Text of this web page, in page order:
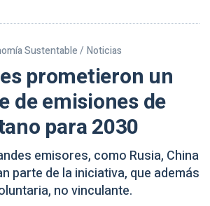
Sustentable / Noticias
prometieron un
de emisiones de
para 2030
emisores, como Rusia, China
parte de la iniciativa, que además
no vinculante.